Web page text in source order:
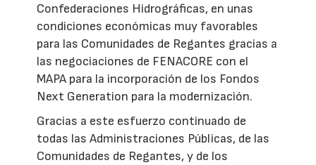
Confederaciones Hidrográficas, en unas
condiciones económicas muy favorables
para las Comunidades de Regantes gracias a
las negociaciones de FENACORE con el
MAPA para la incorporación de los Fondos
Next Generation para la modernización.
Gracias a este esfuerzo continuado de
todas las Administraciones Públicas, de las
Comunidades de Regantes, y de los